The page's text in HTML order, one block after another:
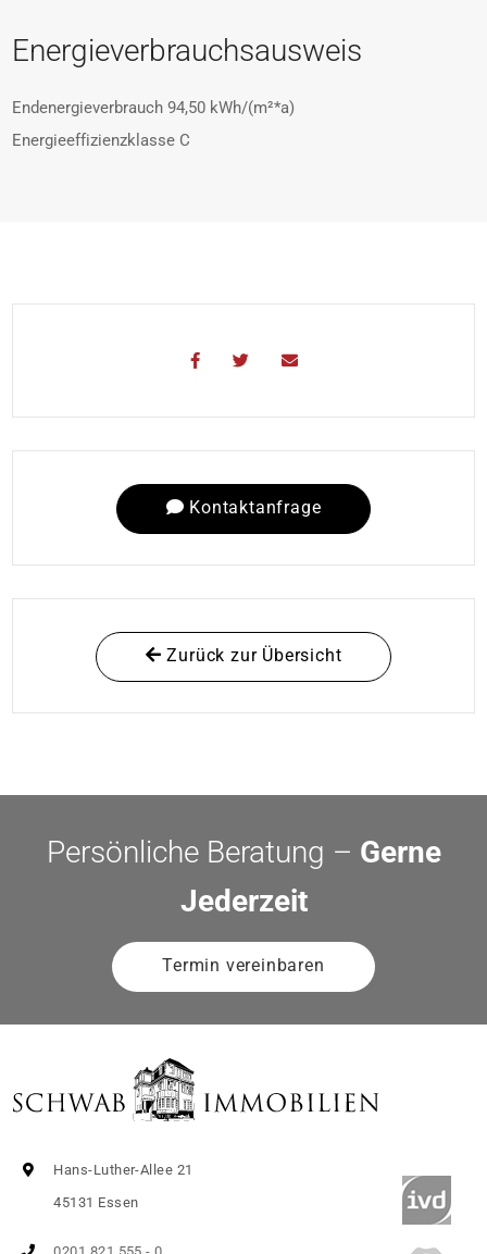
Energieverbrauchsausweis
Endenergieverbrauch 94,50 kWh/(m²*a)
Energieeffizienzklasse C
Kontaktanfrage
Zurück zur Übersicht
Persönliche Beratung – Gerne
Jederzeit
Termin vereinbaren
Hans-Luther-Allee 21
45131 Essen
0201 821 555 - 0